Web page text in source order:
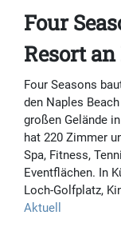
Four
Resort
Four Seasons
den Naples
großen Gelände
hat 220 Zimmer
Spa, Fitness,
Eventflächen. In
Loch-Golfplatz,
Aktuell